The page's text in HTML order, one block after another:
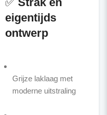
eigentijds
ontwerp
Grijze laklaag met
moderne uitstraling